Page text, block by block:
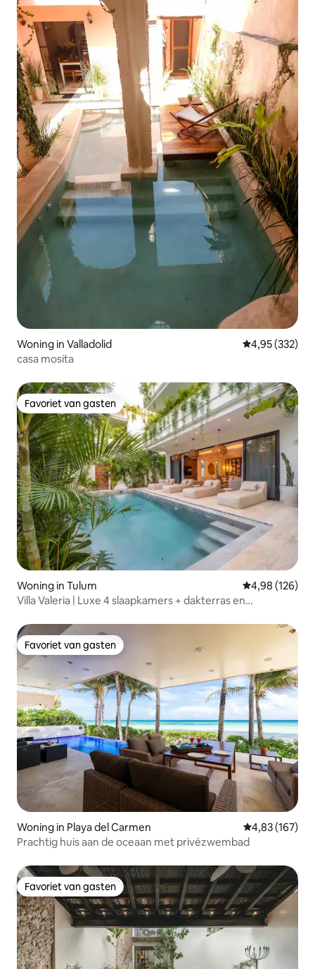
Woning in Valladolid Gemiddelde
4,95 (332)
casa mosita
Favoriet van gasten
Favoriet van gasten
Woning in Tulum Gemiddelde
4,98 (126)
Villa Valeria | Luxe 4 slaapkamers + dakterras en
Favoriet van gasten
Favoriet van gasten
Woning in Playa del Carmen Gemiddelde
4,83 (167)
Prachtig huis aan de oceaan met privézwembad
Favoriet van gasten
Favoriet van gasten